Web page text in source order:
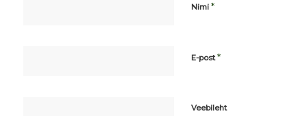
Nimi *
E-post*
Veebileht